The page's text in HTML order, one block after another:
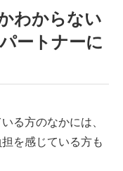
わからない
ートナーに
る方のなかには、
を感じている方も